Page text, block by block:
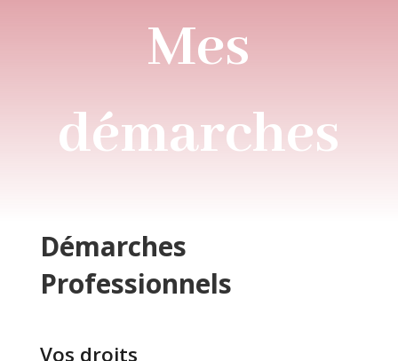
Mes
démarches
Démarches
Professionnels
Vos droits